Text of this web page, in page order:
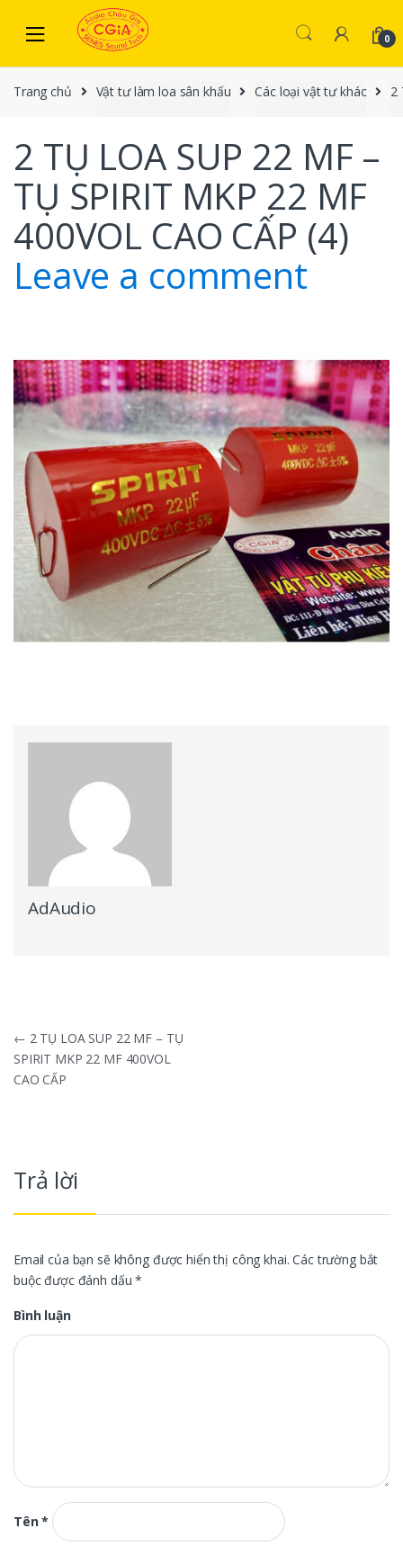
Skip to navigation
0
Trang chủ Vật tư làm loa sân khấu Các loại vật tư khác 2
2 TỤ LOA SUP 22 MF –
TỤ SPIRIT MKP 22 MF
400VOL CAO CẤP (4)
Leave a comment
AdAudio
Điều hướng bài viết
← 2 TỤ LOA SUP 22 MF – TỤ
SPIRIT MKP 22 MF 400VOL
CAO CẤP
Trả lời
Email của bạn sẽ không được hiển thị công khai. Các trường bắt
buộc được đánh dấu*
Bình luận
Tên*